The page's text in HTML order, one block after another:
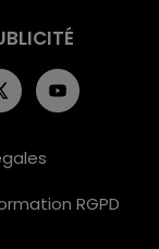
RGPD